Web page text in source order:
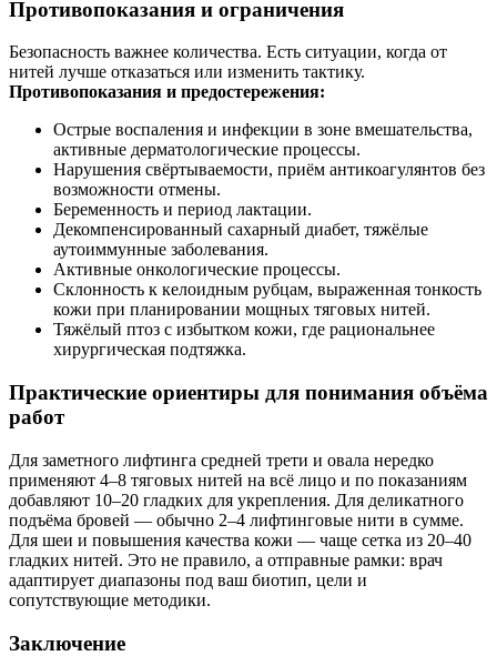
Противопоказания и ограничения
Безопасность важнее количества. Есть ситуации, когда от
нитей лучше отказаться или изменить тактику.
Противопоказания и предостережения:
Острые воспаления и инфекции в зоне вмешательства,
активные дерматологические процессы.
Нарушения свёртываемости, приём антикоагулянтов без
возможности отмены.
Беременность и период лактации.
Декомпенсированный сахарный диабет, тяжёлые
аутоиммунные заболевания.
Активные онкологические процессы.
Склонность к келоидным рубцам, выраженная тонкость
кожи при планировании мощных тяговых нитей.
Тяжёлый птоз с избытком кожи, где рациональнее
хирургическая подтяжка.
Практические ориентиры для понимания объёма
работ
Для заметного лифтинга средней трети и овала нередко
применяют 4–8 тяговых нитей на всё лицо и по показаниям
добавляют 10–20 гладких для укрепления. Для деликатного
подъёма бровей — обычно 2–4 лифтинговые нити в сумме.
Для шеи и повышения качества кожи — чаще сетка из 20–40
гладких нитей. Это не правило, а отправные рамки: врач
адаптирует диапазоны под ваш биотип, цели и
сопутствующие методики.
Заключение